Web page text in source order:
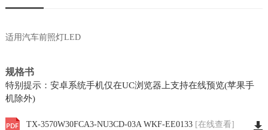
适用汽车前照灯LED
规格书
特别提示：安卓系统手机仅在UC浏览器上支持在线预览(苹果手
机除外)
TX-3570W30FCA3-NU3CD-03A WKF-EE0133 [在线查看]